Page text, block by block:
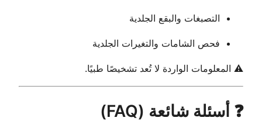
التصبغات والبقع الجلدية
فحص الشامات والتغيرات الجلدية
⚠️ المعلومات الواردة لا تُعد تشخيصًا طبيًا.
❓ أسئلة شائعة (FAQ)